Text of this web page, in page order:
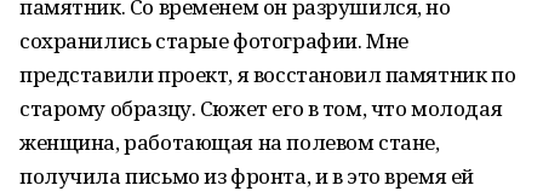
памятник. Со временем он разрушился, но
сохранились старые фотографии. Мне
представили проект, я восстановил памятник по
старому образцу. Сюжет его в том, что молодая
женщина, работающая на полевом стане,
получила письмо из фронта, и в это время ей